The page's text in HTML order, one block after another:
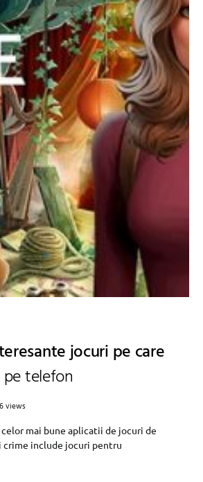
jocuri pe care
telefon
views
mai bune aplicatii de jocuri de
include jocuri pentru